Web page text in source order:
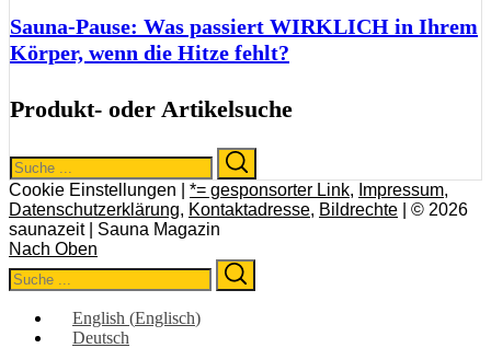
Sauna-Pause: Was passiert WIRKLICH in Ihrem
Körper, wenn die Hitze fehlt?
Produkt- oder Artikelsuche
Search
for:
Cookie Einstellungen | *= gesponsorter Link, Impressum,
Datenschutzerklärung, Kontaktadresse, Bildrechte | © 2026
saunazeit | Sauna Magazin
Nach Oben
Search
for:
English (Englisch)
Deutsch